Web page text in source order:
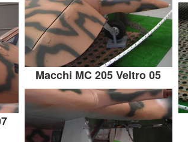
Macchi MC 205 Veltro 05